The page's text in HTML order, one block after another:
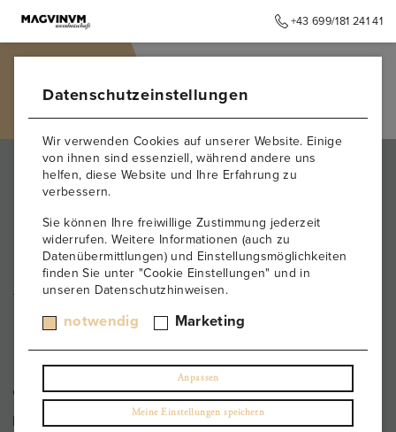
+43 699/181 241 41
KONTAKT
Büro & Firmensitz
3550,Langenlois
Austria
+43 699/181 241 41
office@magvinum.com
Datenschutzeinstellungen
Wir verwenden Cookies auf unserer Website. Einige
von ihnen sind essenziell, während andere uns
helfen, diese Website und Ihre Erfahrung zu
verbessern.
Sie können Ihre freiwillige Zustimmung jederzeit
widerrufen. Weitere Informationen (auch zu
Datenübermittlungen) und Einstellungsmöglichkeiten
finden Sie unter "Cookie Einstellungen" und in
unseren Datenschutzhinweisen.
notwendig Marketing
Anpassen
Meine Einstellungen speichern